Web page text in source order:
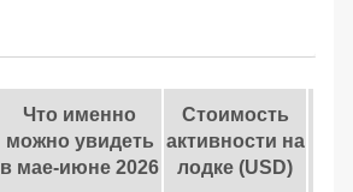
Что именно
можно увидеть
в мае-июне 2026
Стоимость
активности на
лодке (USD)